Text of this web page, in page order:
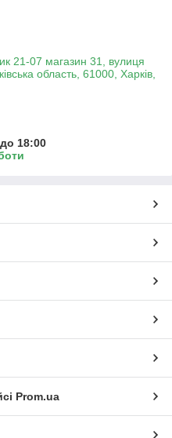
21-07 магазин 31, вулиця
область, 61000, Харків,
18:00
Prom.ua